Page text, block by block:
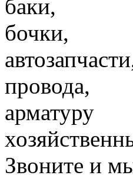
баки,
бочки,
провода,
арматуру
Звоните и